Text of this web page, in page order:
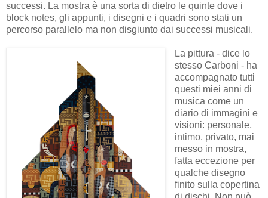
successi. La mostra è una sorta di dietro le quinte dove i
block notes, gli appunti, i disegni e i quadri sono stati un
percorso parallelo ma non disgiunto dai successi musicali.
La pittura - dice lo
stesso Carboni - ha
accompagnato tutti
questi miei anni di
musica come un
diario di immagini e
visioni: personale,
intimo, privato, mai
messo in mostra,
fatta eccezione per
qualche disegno
finito sulla copertina